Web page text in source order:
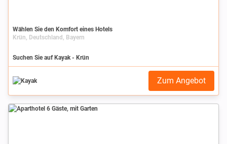
Wählen Sie den Komfort eines Hotels
Krün, Deutschland, Bayern
Suchen Sie auf Kayak - Krün
Zum Angebot